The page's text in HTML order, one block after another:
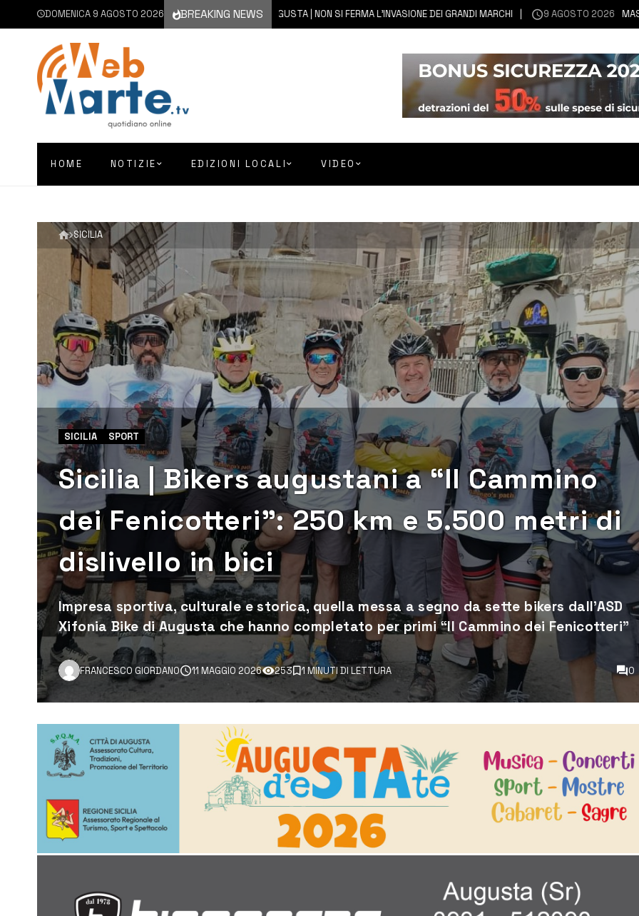
DOMENICA 9 AGOSTO 2026 BREAKING NEWS
9 AGOSTO 2026 AUGUSTA | NON SI FERMA L’INVASIONE DEI GRANDI MARCHI 9 AGOSTO 2026 MASCALI |
HOME NOTIZIE EDIZIONI LOCALI VIDEO
SICILIA
SICILIA SPORT
Sicilia | Bikers augustani a “Il Cammino
dei Fenicotteri”: 250 km e 5.500 metri di
dislivello in bici
Impresa sportiva, culturale e storica, quella messa a segno da sette bikers dall’ASD
Xifonia Bike di Augusta che hanno completato per primi “Il Cammino dei Fenicotteri”
FRANCESCO GIORDANO 11 MAGGIO 2026 253 1 MINUTI DI LETTURA 0